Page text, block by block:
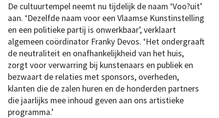
De cultuurtempel neemt nu tijdelijk de naam ‘Voo?uit’
aan. ‘Dezelfde naam voor een Vlaamse Kunstinstelling
en een politieke partij is onwerkbaar’, verklaart
algemeen coördinator Franky Devos. ‘Het ondergraaft
de neutraliteit en onafhankelijkheid van het huis,
zorgt voor verwarring bij kunstenaars en publiek en
bezwaart de relaties met sponsors, overheden,
klanten die de zalen huren en de honderden partners
die jaarlijks mee inhoud geven aan ons artistieke
programma.’